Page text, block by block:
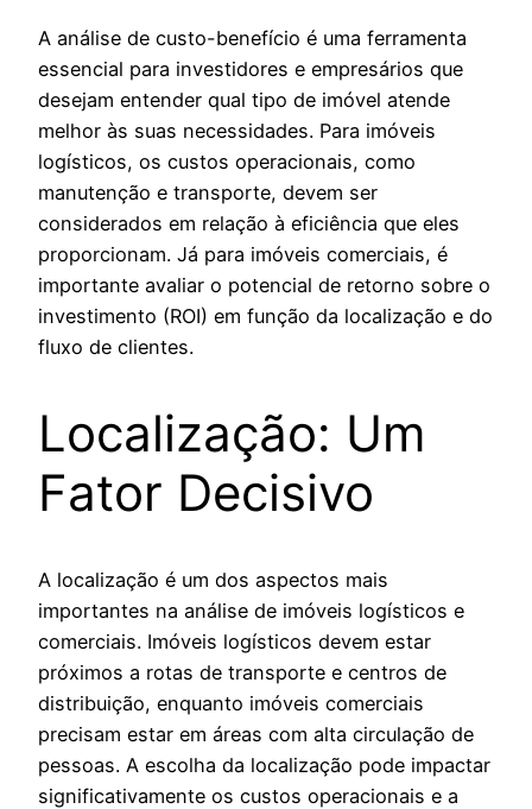
A análise de custo-benefício é uma ferramenta
essencial para investidores e empresários que
desejam entender qual tipo de imóvel atende
melhor às suas necessidades. Para imóveis
logísticos, os custos operacionais, como
manutenção e transporte, devem ser
considerados em relação à eficiência que eles
proporcionam. Já para imóveis comerciais, é
importante avaliar o potencial de retorno sobre o
investimento (ROI) em função da localização e do
fluxo de clientes.
Localização: Um
Fator Decisivo
A localização é um dos aspectos mais
importantes na análise de imóveis logísticos e
comerciais. Imóveis logísticos devem estar
próximos a rotas de transporte e centros de
distribuição, enquanto imóveis comerciais
precisam estar em áreas com alta circulação de
pessoas. A escolha da localização pode impactar
significativamente os custos operacionais e a